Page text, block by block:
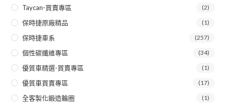
Taycan-買賣專區 (2)
保時捷原廠精品 (1)
保時捷車系 (257)
個性碳纖維專區 (34)
優質車精選-買賣專區 (1)
優質車買賣專區 (17)
全客製化鍛造輪圈 (1)